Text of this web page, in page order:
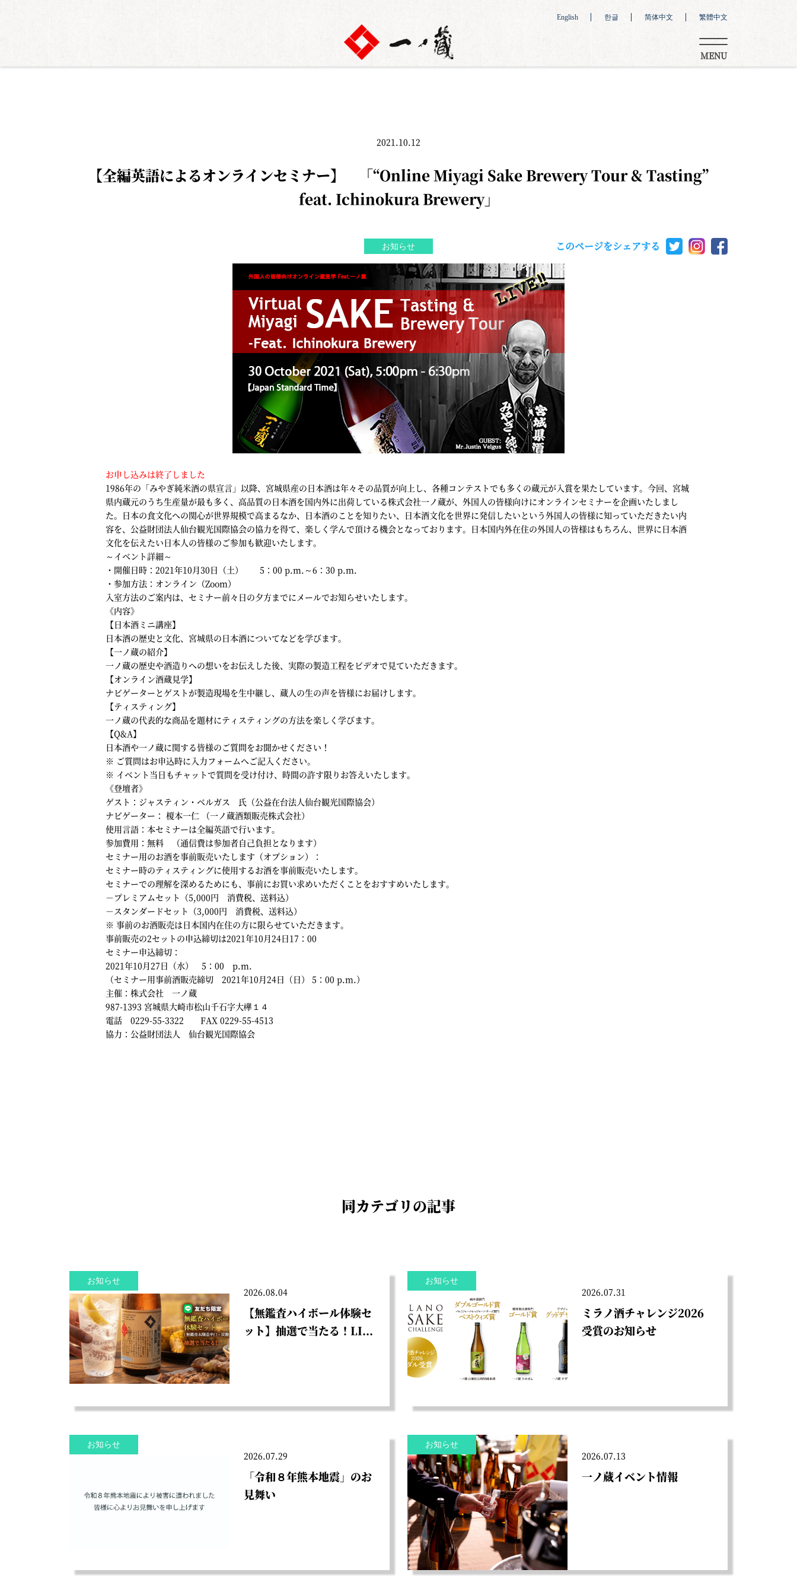
English 한글 简体中文 繁體中文
MENU
2021.10.12
【全編英語によるオンラインセミナー】 「“Online Miyagi Sake Brewery Tour & Tasting”
feat. Ichinokura Brewery」
お知らせ このページをシェアする
お申し込みは終了しました
1986年の「みやぎ純米酒の県宣言」以降、宮城県産の日本酒は年々その品質が向上し、各種コンテストでも多くの蔵元が入賞を果たしています。今回、宮城
県内蔵元のうち生産量が最も多く、高品質の日本酒を国内外に出荷している株式会社一ノ蔵が、外国人の皆様向けにオンラインセミナーを企画いたしまし
た。日本の食文化への関心が世界規模で高まるなか、日本酒のことを知りたい、日本酒文化を世界に発信したいという外国人の皆様に知っていただきたい内
容を、公益財団法人仙台観光国際協会の協力を得て、楽しく学んで頂ける機会となっております。日本国内外在住の外国人の皆様はもちろん、世界に日本酒
文化を伝えたい日本人の皆様のご参加も歓迎いたします。
～イベント詳細～
・開催日時：2021年10月30日（土） 5：00 p.m.～6：30 p.m.
・参加方法：オンライン（Zoom）
入室方法のご案内は、セミナー前々日の夕方までにメールでお知らせいたします。
《内容》
【日本酒ミニ講座】
日本酒の歴史と文化、宮城県の日本酒についてなどを学びます。
【一ノ蔵の紹介】
一ノ蔵の歴史や酒造りへの想いをお伝えした後、実際の製造工程をビデオで見ていただきます。
【オンライン酒蔵見学】
ナビゲーターとゲストが製造現場を生中継し、蔵人の生の声を皆様にお届けします。
【ティスティング】
一ノ蔵の代表的な商品を題材にティスティングの方法を楽しく学びます。
【Q&A】
日本酒や一ノ蔵に関する皆様のご質問をお聞かせください！
※ ご質問はお申込時に入力フォームへご記入ください。
※ イベント当日もチャットで質問を受け付け、時間の許す限りお答えいたします。
《登壇者》
ゲスト：ジャスティン・ベルガス 氏（公益在台法人仙台観光国際協会）
ナビゲーター： 榎本一仁 （一ノ蔵酒類販売株式会社）
使用言語：本セミナーは全編英語で行います。
参加費用：無料 （通信費は参加者自己負担となります）
セミナー用のお酒を事前販売いたします（オプション）：
セミナー時のティスティングに使用するお酒を事前販売いたします。
セミナーでの理解を深めるためにも、事前にお買い求めいただくことをおすすめいたします。
－プレミアムセット（5,000円 消費税、送料込）
－スタンダードセット（3,000円 消費税、送料込）
※ 事前のお酒販売は日本国内在住の方に限らせていただきます。
事前販売の2セットの申込締切は2021年10月24日17：00
セミナー申込締切：
2021年10月27日（水） 5：00 p.m.
（セミナー用事前酒販売締切 2021年10月24日（日） 5：00 p.m.）
主催：株式会社 一ノ蔵
987-1393 宮城県大崎市松山千石字大欅１４
電話 0229-55-3322 FAX 0229-55-4513
協力：公益財団法人 仙台観光国際協会
同カテゴリの記事
お知らせ
2026.08.04
【無鑑査ハイボール体験セ
ット】抽選で当たる！LI...
お知らせ
2026.07.31
ミラノ酒チャレンジ2026
受賞のお知らせ
お知らせ
2026.07.29
「令和８年熊本地震」のお
見舞い
お知らせ
2026.07.13
一ノ蔵イベント情報